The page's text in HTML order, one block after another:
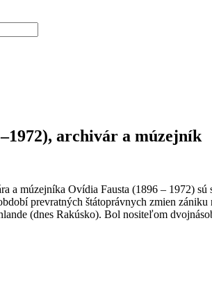
archivár a múzejník
a múzejníka Ovídia Fausta (1896 – 1972)
prevratných štátoprávnych zmien
(dnes Rakúsko). Bol nositeľom